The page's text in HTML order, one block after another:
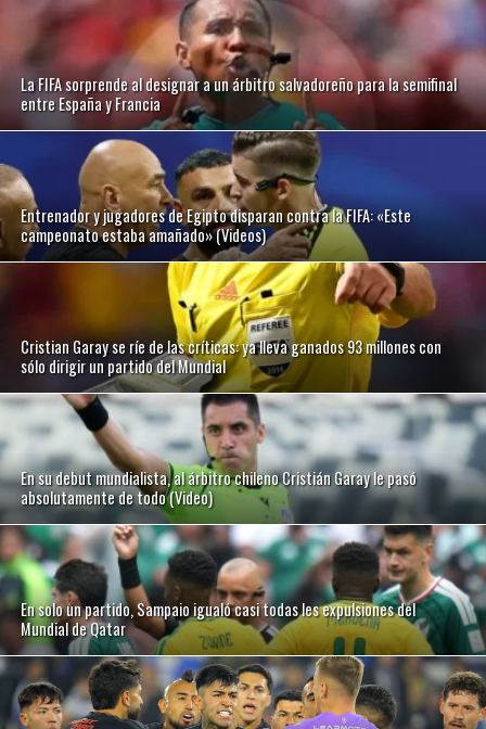
La FIFA sorprende al designar a un árbitro salvadoreño para la semifinal
entre España y Francia
Entrenador y jugadores de Egipto disparan contra la FIFA: «Este
campeonato estaba amañado» (Videos)
Cristian Garay se ríe de las críticas: ya lleva ganados 93 millones con
sólo dirigir un partido del Mundial
En su debut mundialista, al árbitro chileno Cristián Garay le pasó
absolutamente de todo (Video)
En solo un partido, Sampaio igualó casi todas les expulsiones del
Mundial de Qatar